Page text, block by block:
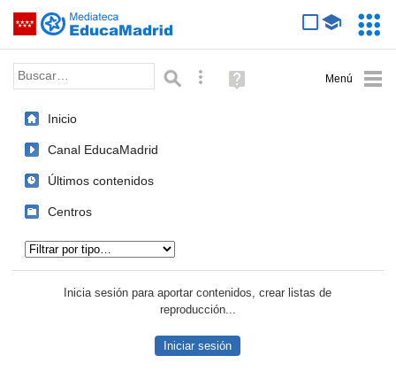
Saltar navegación
Palabra o frase: Búsqueda avanzada
Ayuda
(en
Inicio
Canal EducaMadrid
Últimos contenidos
Centros
Inicia sesión para aportar contenidos, crear listas de
reproducción...
Iniciar sesión